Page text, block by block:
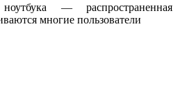
— распространенная
многие пользователи